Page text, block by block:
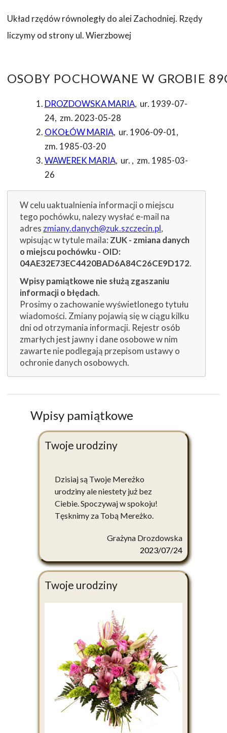
Układ rzędów równoległy do alei Zachodniej. Rzędy
liczymy od strony ul. Wierzbowej
OSOBY POCHOWANE W GROBIE
DROZDOWSKA MARIA, ur. 1939-07-
24, zm. 2023-05-28
OKOŁÓW MARIA, ur. 1906-09-01,
zm. 1985-03-20
WAWEREK MARIA, ur. , zm. 1985-03-
26
W celu uaktualnienia informacji o miejscu
tego pochówku, nalezy wysłać e-mail na
adres zmiany.danych@zuk.szczecin.pl,
wpisując w tytule maila: ZUK - zmiana danych
o miejscu pochówku - OID:
04AE32E73EC4420BAD6A84C26CE9D172.
Wpisy pamiątkowe nie służą zgaszaniu
informacji o błędach.
Prosimy o zachowanie wyświetlonego tytułu
wiadomości. Zmiany pojawią się w ciągu kilku
dni od otrzymania informacji. Rejestr osób
zmarłych jest jawny i dane osobowe w nim
zawarte nie podlegają przepisom ustawy o
ochronie danych osobowych.
Wpisy pamiątkowe
Twoje urodziny
Dzisiaj są Twoje Mereżko
urodziny ale niestety już bez
Ciebie. Spoczywaj w spokoju!
Tęsknimy za Tobą Mereżko.
Grażyna Drozdowska
2023/07/24
Twoje urodziny